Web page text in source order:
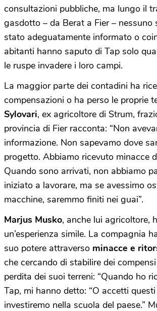
consultazioni pubbliche, ma lungo il
gasdotto – da Berat a Fier – nessuno
stato adeguatamente informato o
abitanti hanno saputo di Tap solo
le ruspe invadere i loro campi.
La maggior parte dei contadini ha
compensazioni o ha perso le proprie
Sylovari, ex agricoltore di Strum,
provincia di Fier racconta: “Non
informazione. Non sapevamo dove
progetto. Abbiamo ricevuto minacce
Quando sono arrivati, non abbiamo
iniziato a lavorare, ma se avessimo
macchine, saremmo finiti nei guai”.
Marjus Musko, anche lui agricoltore,
un’esperienza simile. La compagnia
suo potere attraverso minacce e
che cercando di stabilire dei
perdita dei suoi terreni: “Quando ho
Tap, mi hanno detto: “O accetti
investiremo nella scuola del paese.”